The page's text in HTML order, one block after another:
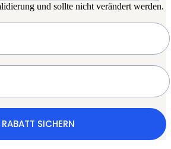
und sollte nicht verändert werden.